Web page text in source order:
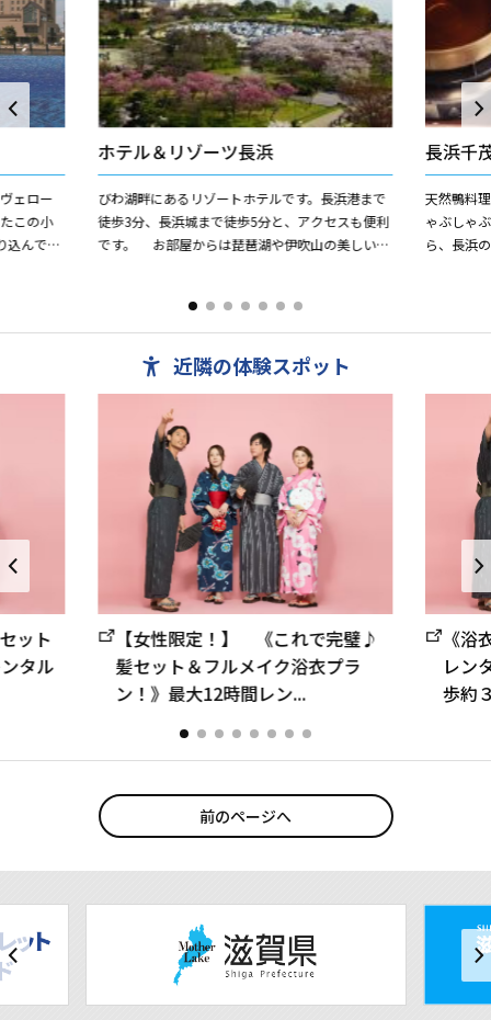
ェロー
この小
込んでい
ホテル＆リゾーツ長浜
びわ湖畔にあるリゾートホテルです。長浜港まで
徒歩3分、長浜城まで徒歩5分と、アクセスも便利
です。 お部屋からは琵琶湖や伊吹山の美しい眺
長浜千
天然鴨料
ゃぶしゃ
ら、長浜
近隣の体験スポット
ット
タル
【女性限定！】 《これで完璧♪
髪セット＆フルメイク浴衣プラ
ン！》最大12時間レン...
《
レン
歩約
前のページへ